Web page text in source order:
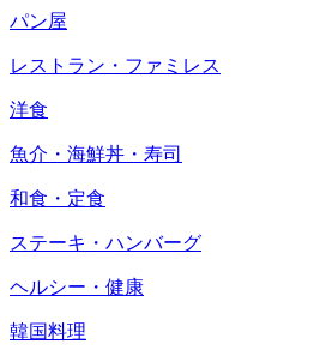
パン屋
レストラン・ファミレス
洋食
魚介・海鮮丼・寿司
和食・定食
ステーキ・ハンバーグ
ヘルシー・健康
韓国料理